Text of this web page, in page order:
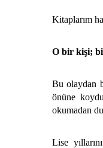
Kitaplarım
O bir kişi;
Bu olaydan
önüne
okumadan
Lise